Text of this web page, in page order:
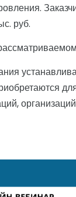
руб.